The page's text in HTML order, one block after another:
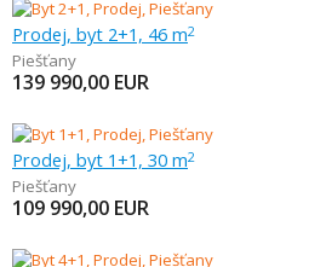
Prodej, byt 2+1, 46 m2
Piešťany
139 990,00 EUR
Prodej, byt 1+1, 30 m2
Piešťany
109 990,00 EUR